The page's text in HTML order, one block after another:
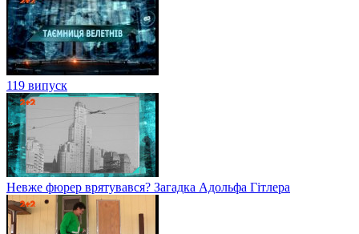
119 випуск
Невже фюрер врятувався? Загадка Адольфа Гітлера